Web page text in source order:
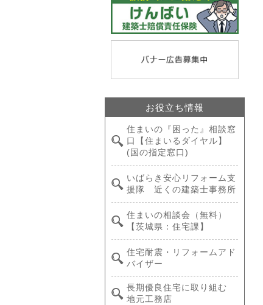
お役立ち情報
住まいの『困った』相談窓
口【住まいるダイヤル】
(国の指定窓口)
いばらき安心リフォーム支
援隊 近くの建築士事務所
住まいの相談会（無料）
【茨城県：住宅課】
住宅耐震・リフォームアド
バイザー
長期優良住宅に取り組む
地元工務店